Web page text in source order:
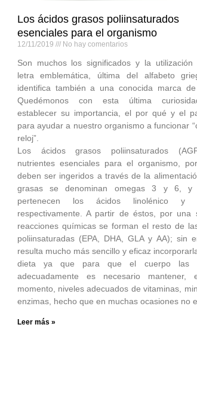
Los ácidos grasos poliinsaturados
esenciales para el organismo
12/11/2019 No hay comentarios
Son muchos los significados y la
letra emblemática, última del alfabeto
identifica también a una conocida marca
Quedémonos con esta última
establecer su importancia, el por qué y el
para ayudar a nuestro organismo a funcionar
reloj”.
Los ácidos grasos poliinsaturados
nutrientes esenciales para el organismo,
deben ser ingeridos a través de la
grasas se denominan omegas 3 y 6, y
pertenecen los ácidos linolénico y
respectivamente. A partir de éstos, por una
reacciones químicas se forman el resto de
poliinsaturadas (EPA, DHA, GLA y AA); sin
resulta mucho más sencillo y eficaz
dieta ya que para que el cuerpo las
adecuadamente es necesario mantener,
momento, niveles adecuados de vitaminas,
enzimas, hecho que en muchas ocasiones no
Leer más »